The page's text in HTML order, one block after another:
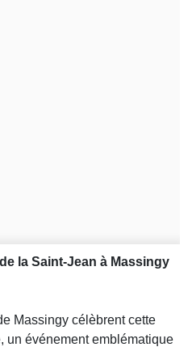
la Saint-Jean à Massingy
Massingy célèbrent cette
un événement emblématique